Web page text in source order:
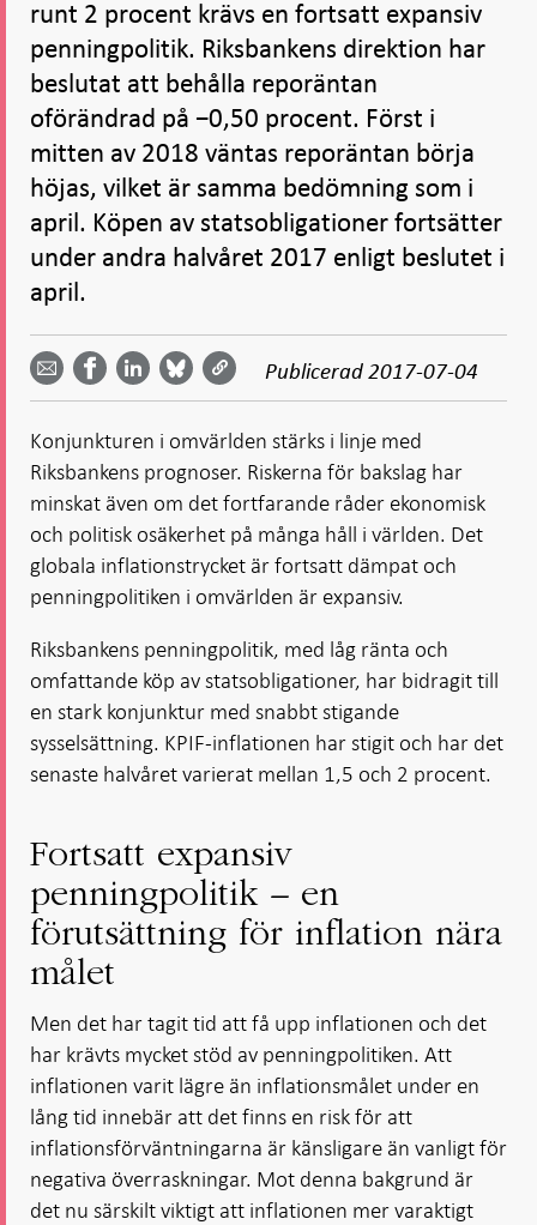
runt 2 procent krävs en fortsatt expansiv
penningpolitik. Riksbankens direktion har
beslutat att behålla reporäntan
oförändrad på −0,50 procent. Först i
mitten av 2018 väntas reporäntan börja
höjas, vilket är samma bedömning som i
april. Köpen av statsobligationer fortsätter
under andra halvåret 2017 enligt beslutet i
april.
Dela
email -
Öppnas
i ny flik
Dela på
Facebook
- Öppnas
Dela på
LinkedIn
-
Öppnas
i ny flik
på
Bluesky
-
i ny flik
på
Twitter
-
i ny flik
Publicerad 2017-07-04
Konjunkturen i omvärlden stärks i linje med
Riksbankens prognoser. Riskerna för bakslag har
minskat även om det fortfarande råder ekonomisk
och politisk osäkerhet på många håll i världen. Det
globala inflationstrycket är fortsatt dämpat och
penningpolitiken i omvärlden är expansiv.
Riksbankens penningpolitik, med låg ränta och
omfattande köp av statsobligationer, har bidragit till
en stark konjunktur med snabbt stigande
sysselsättning. KPIF-inflationen har stigit och har det
senaste halvåret varierat mellan 1,5 och 2 procent.
Fortsatt expansiv
penningpolitik – en
förutsättning för inflation nära
målet
Men det har tagit tid att få upp inflationen och det
har krävts mycket stöd av penningpolitiken. Att
inflationen varit lägre än inflationsmålet under en
lång tid innebär att det finns en risk för att
inflationsförväntningarna är känsligare än vanligt för
negativa överraskningar. Mot denna bakgrund är
det nu särskilt viktigt att inflationen mer varaktigt